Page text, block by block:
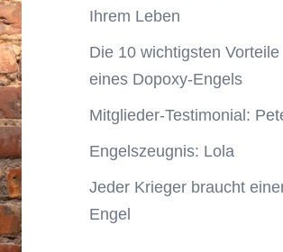
Ihrem Leben
Die 10 wichtigsten Vorteile
eines Dopoxy-Engels
Mitglieder-Testimonial:
Engelszeugnis: Lola
Jeder Krieger braucht
Engel